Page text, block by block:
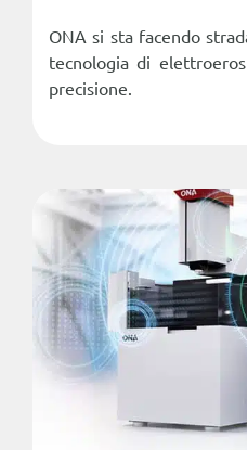
ONA si sta facendo
tecnologia di
precisione.